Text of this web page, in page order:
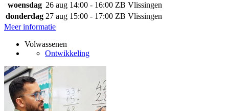
woensdag 26 aug 14:00 - 16:00 ZB Vlissingen
donderdag 27 aug 15:00 - 17:00 ZB Vlissingen
Meer informatie
Volwassenen
Ontwikkeling